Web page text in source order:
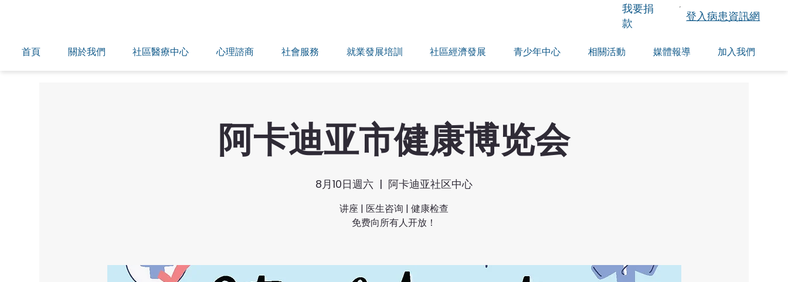
首頁 關於我們 社區醫療中心 心理諮商 社會服務 就業發展培訓 社區經濟發展 青少年中心 相關活動 媒體報導 加入我們
​我要捐
款
登入病患資訊網
阿卡迪亚市健康博览会
8月10日週六
  |
阿卡迪亚社区中心
讲座 | 医生咨询 | 健康检查
免费向所有人开放！